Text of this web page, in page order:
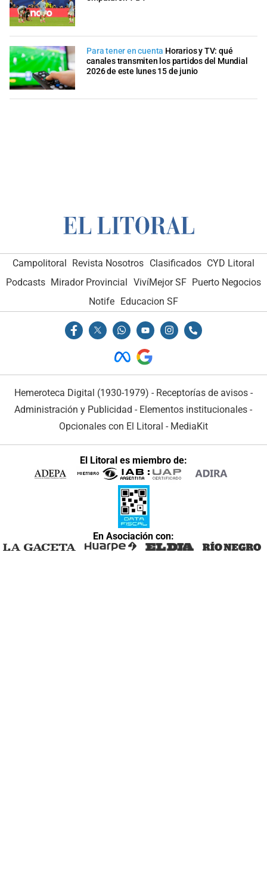
Para tener en cuenta Horarios y TV: qué
canales transmiten los partidos del Mundial
2026 de este lunes 15 de junio
Campolitoral Revista Nosotros Clasificados CYD Litoral
Podcasts Mirador Provincial VivíMejor SF Puerto Negocios
Notife Educacion SF
Hemeroteca Digital (1930-1979) - Receptorías de avisos -
Administración y Publicidad - Elementos institucionales -
Opcionales con El Litoral - MediaKit
El Litoral es miembro de:
En Asociación con: